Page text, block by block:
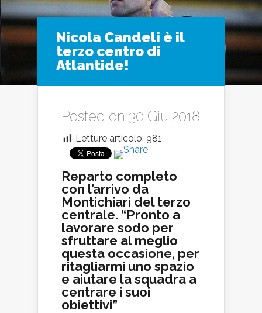
Nicola Candeli è il
terzo centro di
Atlantide!
Posted on 30 Giu 2018
Letture articolo: 981
Reparto completo
con l’arrivo da
Montichiari del terzo
centrale. “Pronto a
lavorare sodo per
sfruttare al meglio
questa occasione, per
ritagliarmi uno spazio
e aiutare la squadra a
centrare i suoi
obiettivi”